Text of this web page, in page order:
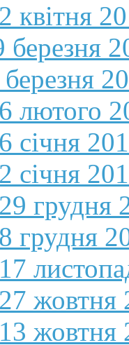
лютого
січня
січня
грудня
грудня
жовтня
жовтня